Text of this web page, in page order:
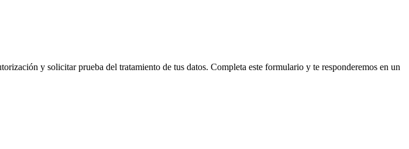
y solicitar prueba del tratamiento de tus datos. Completa este formulario y te responderemos en un